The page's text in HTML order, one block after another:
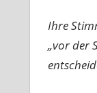
Ihre
„vor der